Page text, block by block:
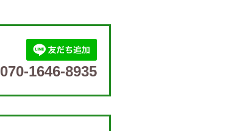
070-1646-8935